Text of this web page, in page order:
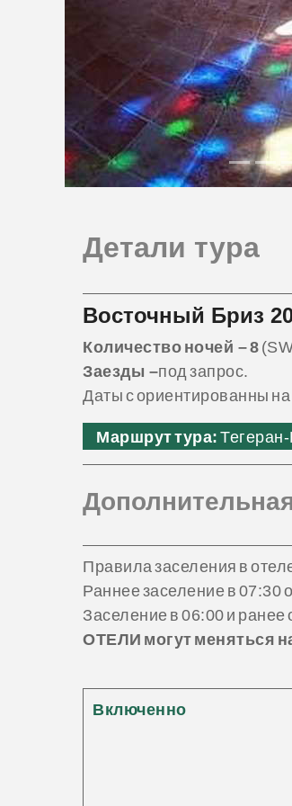
Детали тура
Восточный Бриз
Количество ночей – 8
Заезды –под запрос.
Даты с ориентированны
Маршрут тура:
Правила заселения в
Раннее заселение в 07:30
Заселение в 06:00 и ранее
ОТЕЛИ могут меняться
Включенно